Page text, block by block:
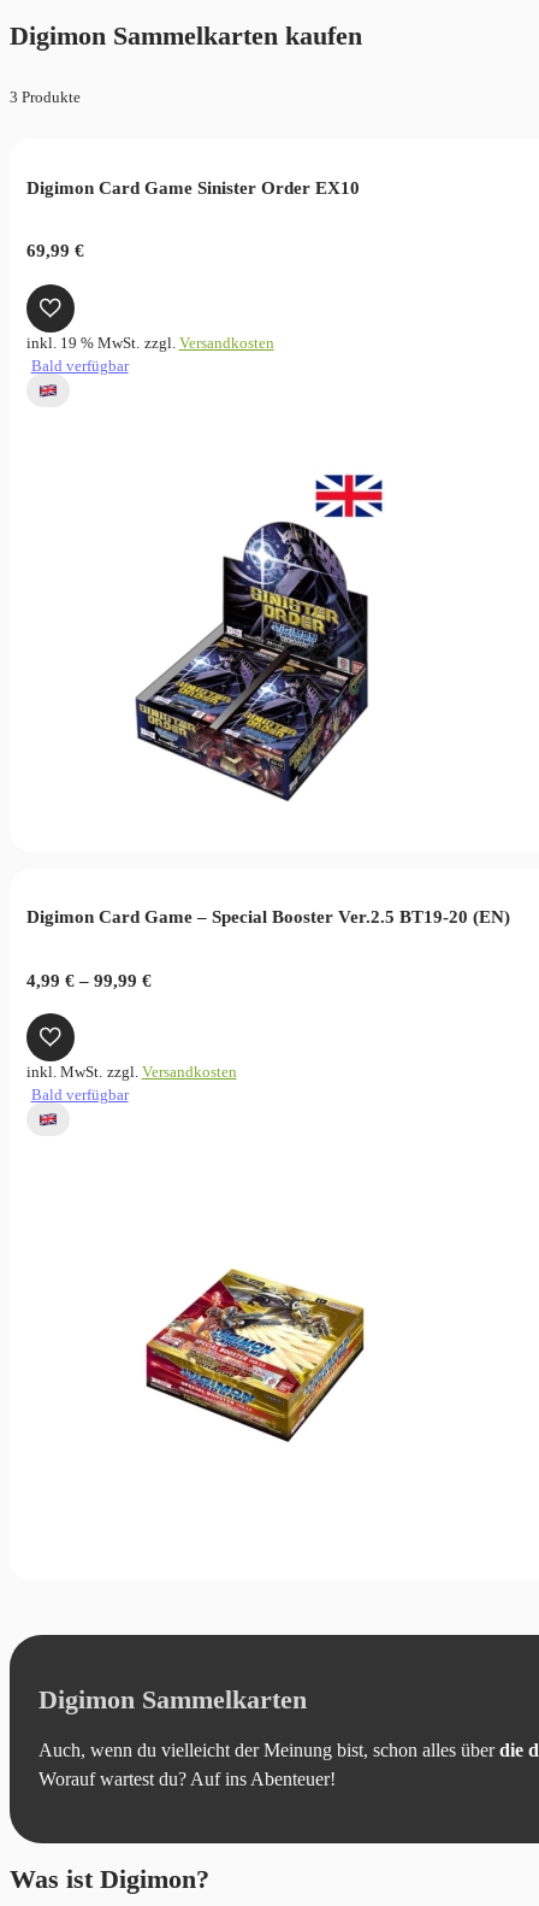
Digimon Sammelkarten kaufen
3 Produkte
Digimon Card Game Sinister Order EX10
69,99 €
inkl. 19 % MwSt. zzgl. Versandkosten
Bald verfügbar
Digimon Card Game – Special Booster Ver.2.5 BT19-20 (EN)
4,99 €– 99,99 €
inkl. MwSt. zzgl. Versandkosten
Bald verfügbar
Digimon Sammelkarten
Auch, wenn du vielleicht der Meinung bist, schon alles überdie
Worauf wartest du? Auf ins Abenteuer!
Was ist Digimon?